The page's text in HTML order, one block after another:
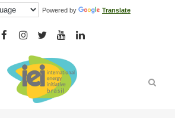
Powered by Translate